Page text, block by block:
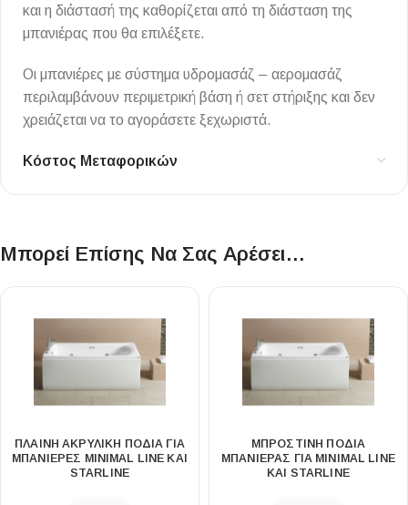
και η διάστασή της καθορίζεται από τη διάσταση της
μπανιέρας που θα επιλέξετε.
Οι μπανιέρες με σύστημα υδρομασάζ – αερομασάζ
περιλαμβάνουν περιμετρική βάση ή σετ στήριξης και δεν
χρειάζεται να το αγοράσετε ξεχωριστά.
Κόστος Μεταφορικών
Μπορεί Επίσης Να Σας Αρέσει…
ΠΛΑΙΝΗ ΑΚΡΥΛΙΚΗ ΠΟΔΙΑ ΓΙΑ
ΜΠΑΝΙΕΡΕΣ MINIMAL LINE KAI
STARLINE
ΜΠΡΟΣΤΙΝΗ ΠΟΔΙΑ
ΜΠΑΝΙΕΡΑΣ ΓΙΑ MINIMAL LINE
ΚΑΙ STARLINE